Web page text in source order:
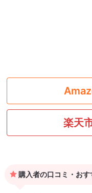
楽天
購入者の口コミ・おす